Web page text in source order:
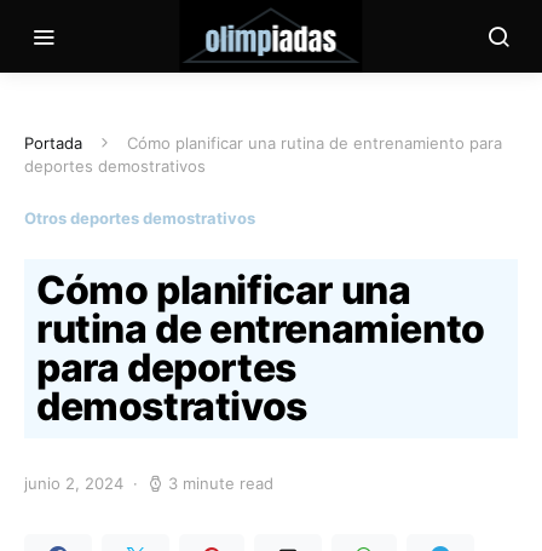
Portada
Cómo planificar una rutina de entrenamiento para
deportes demostrativos
Otros deportes demostrativos
Cómo planificar una
rutina de entrenamiento
para deportes
demostrativos
junio 2, 2024 3 minute read